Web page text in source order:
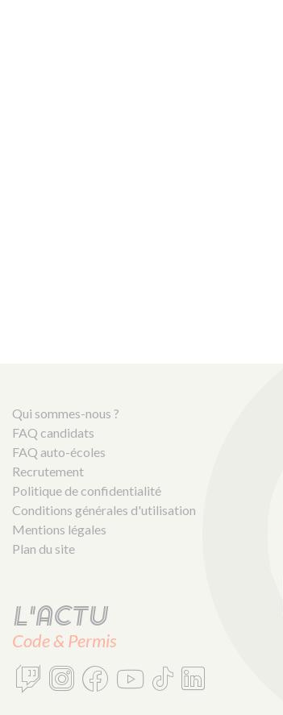
Qui sommes-nous ?
FAQ candidats
FAQ auto-écoles
Recrutement
Politique de confidentialité
Conditions générales d'utilisation
Mentions légales
Plan du site
L'actu
Code & Permis